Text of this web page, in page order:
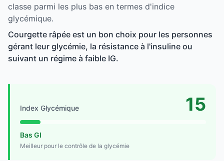
classe parmi les plus bas en termes d'indice
glycémique.
Courgette râpée est un bon choix pour les personnes
gérant leur glycémie, la résistance à l'insuline ou
suivant un régime à faible IG.
Index Glycémique 15
Bas GI
Meilleur pour le contrôle de la glycémie